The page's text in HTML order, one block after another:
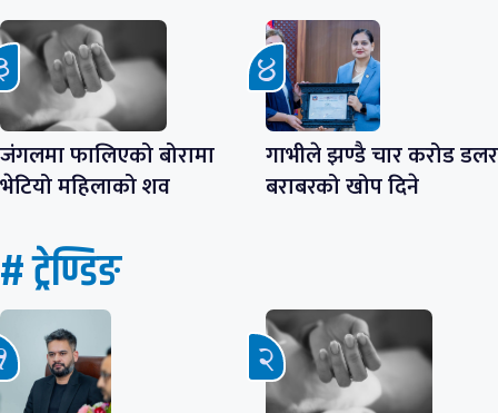
जंगलमा फालिएको बोरामा
भेटियो महिलाको शव
गाभीले झण्डै चार करोड डलर
बराबरको खोप दिने
# ट्रेण्डिङ